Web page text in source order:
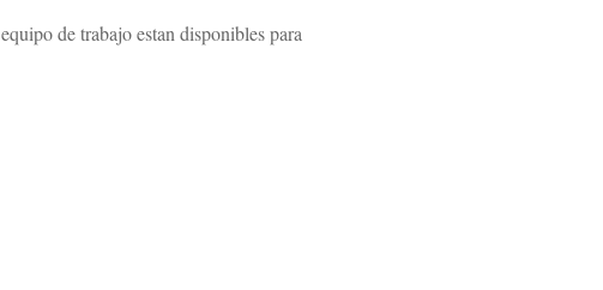
de trabajo estan disponibles para